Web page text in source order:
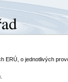
ERÚ, o jednotlivých